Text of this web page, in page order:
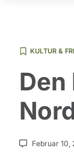
KULTUR &
Februar 10,